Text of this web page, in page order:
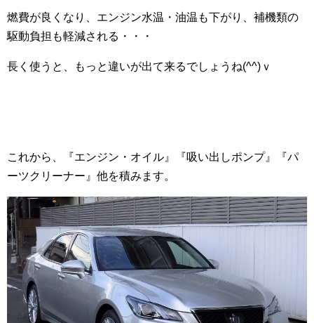
燃費が良くなり、エンジン水温・油温も下がり、補機類の
駆動負担も軽減される・・・
長く使うと、もっと違いが出て来るでしょうね(^^)ｖ
これから、『エンジン・オイル』『吸い出しポンプ』『パ
ーツクリーナー』他を積みます。